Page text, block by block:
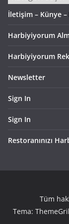
İletişim – Künye –
Harbiyiyorum
Harbiyiyorum
Newsletter
Sign In
Sign In
Restoranınızı
Tüm
Tema: